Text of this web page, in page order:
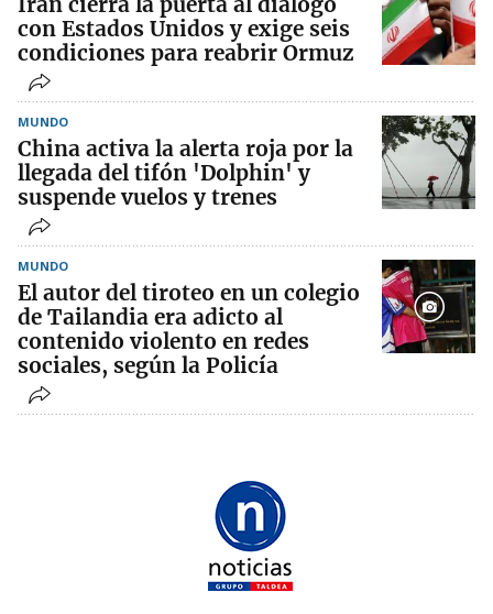
con Estados Unidos y exige seis
condiciones para reabrir Ormuz
MUNDO
China activa la alerta roja por la
llegada del tifón 'Dolphin' y
suspende vuelos y trenes
MUNDO
El autor del tiroteo en un colegio
de Tailandia era adicto al
contenido violento en redes
sociales, según la Policía